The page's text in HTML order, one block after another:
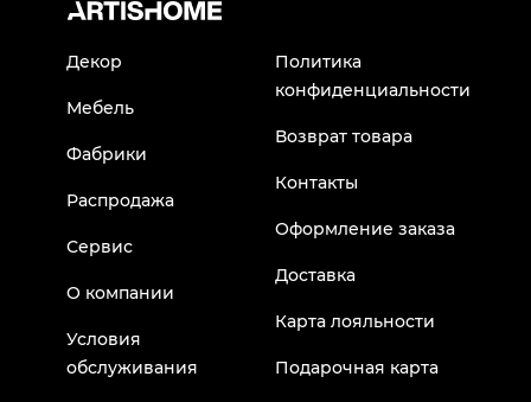
Декор
Мебель
Фабрики
Распродажа
Сервис
О компании
Условия
обслуживания
Политика
конфиденциальности
Возврат товара
Контакты
Оформление заказа
Доставка
Карта лояльности
Подарочная карта